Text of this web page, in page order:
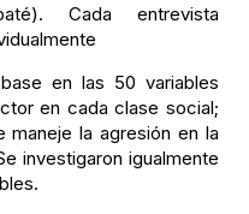
Cada entrevista
en las 50 variables
en cada clase social;
la agresión en la
investigaron igualmente